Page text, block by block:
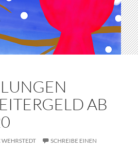
AB
WEHRSTEDT
SCHREIBE EINEN